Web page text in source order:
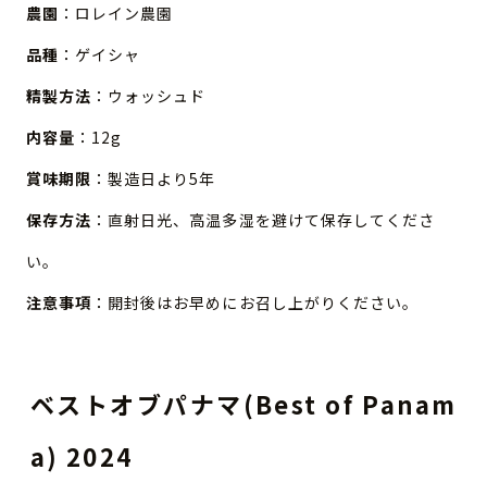
農園 ：ロレイン農園
品種 ：ゲイシャ
精製方法 ：ウォッシュド
内容量 ：12g
賞味期限 ：製造日より5年
保存方法 ：直射日光、高温多湿を避けて保存してくださ
い。
注意事項 ：開封後はお早めにお召し上がりください。
ベストオブパナマ(Best of Panam
a) 2024